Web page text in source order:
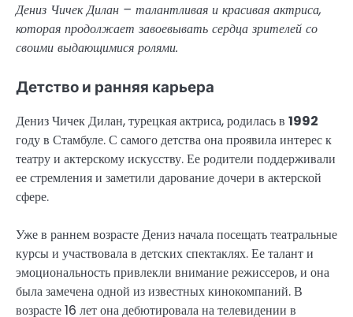
Дениз Чичек Дилан – талантливая и красивая актриса,
которая продолжает завоевывать сердца зрителей со
своими выдающимися ролями.
Детство и ранняя карьера
Дениз Чичек Дилан, турецкая актриса, родилась в 1992
году в Стамбуле. С самого детства она проявила интерес к
театру и актерскому искусству. Ее родители поддерживали
ее стремления и заметили дарование дочери в актерской
сфере.
Уже в раннем возрасте Дениз начала посещать театральные
курсы и участвовала в детских спектаклях. Ее талант и
эмоциональность привлекли внимание режиссеров, и она
была замечена одной из известных кинокомпаний. В
возрасте 16 лет она дебютировала на телевидении в